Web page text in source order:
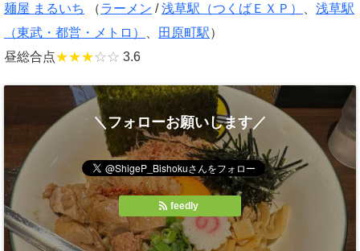
麺屋 まるいち （ラーメン /浅草駅（つくばＥＸＰ）
浅草駅
（東武・都営・メトロ）
田原町駅）
昼総合点★★★☆☆ 3.6
＼フォローお願いします／
feedly